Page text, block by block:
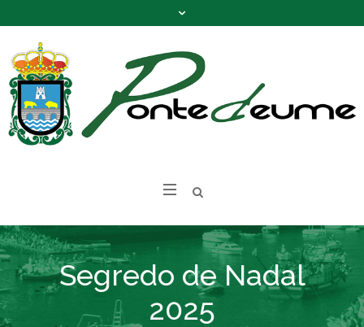
Segredo de Nadal
2025